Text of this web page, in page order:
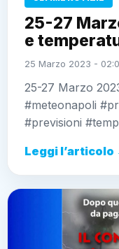
25-27
e
25 Marzo 2023 -
25-27 Marzo
#meteonapoli
#previsioni
Leggi l’articolo